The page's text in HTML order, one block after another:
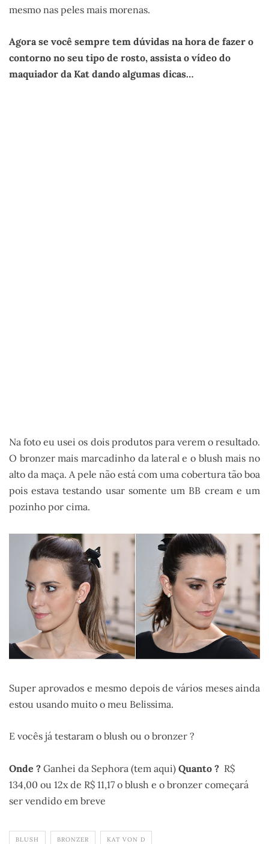
mesmo nas peles mais morenas.
Agora se você sempre tem dúvidas na hora de fazer o
contorno no seu tipo de rosto, assista o vídeo do
maquiador da Kat dando algumas dicas…
Na foto eu usei os dois produtos para verem o resultado.
O bronzer mais marcadinho da lateral e o blush mais no
alto da maça. A pele não está com uma cobertura tão boa
pois estava testando usar somente um BB cream e um
pozinho por cima.
Super aprovados e mesmo depois de vários meses ainda
estou usando muito o meu Belissima.
E vocês já testaram o blush ou o bronzer ?
Onde ? Ganhei da Sephora (tem aqui) Quanto ? R$
134,00 ou 12x de R$ 11,17 o blush e o bronzer começará
ser vendido em breve
BLUSH BRONZER KAT VON D